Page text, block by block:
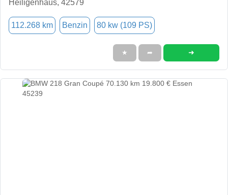
Heiligenhaus, 42579
112.268 km Benzin 80 kw (109 PS)
★ ➦ ➜